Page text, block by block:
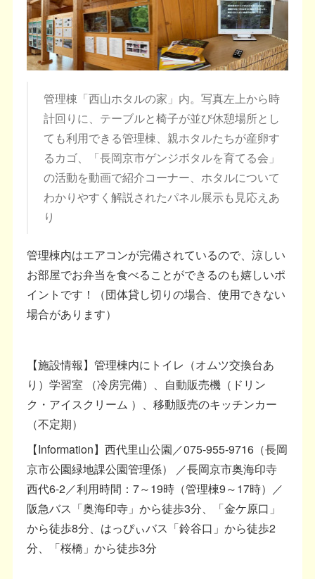
管理棟「西山ホタルの家」内。写真左上から時
計回りに、テーブルと椅子が並び休憩場所とし
ても利用できる管理棟、親ホタルたちが産卵す
るカゴ、「長岡京市ゲンジボタルを育てる会」
の活動を動画で紹介コーナー、ホタルについて
わかりやすく解説されたパネル展示も見応えあ
り
管理棟内はエアコンが完備されているので、涼しい
お部屋でお弁当を食べることができるのも嬉しいポ
イントです！（団体貸し切りの場合、使用できない
場合があります）
【施設情報】管理棟内にトイレ（オムツ交換台あ
り）学習室 （冷房完備）、自動販売機（ドリン
ク・アイスクリーム ）、移動販売のキッチンカー
（不定期）
【Information】西代里山公園／075-955-9716（長岡
京市公園緑地課公園管理係） ／長岡京市奥海印寺
西代6-2／利用時間：7～19時（管理棟9～17時）／
阪急バス「奥海印寺」から徒歩3分、「金ケ原口」
から徒歩8分、はっぴぃバス「鈴谷口」から徒歩2
分、「桜橋」から徒歩3分